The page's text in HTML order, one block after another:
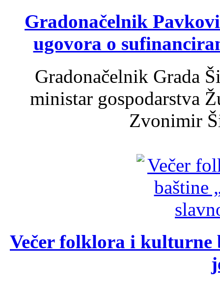
Gradonačelnik
ugovora o
Gradonačelnik Grada
ministar gospodarstva
Zvonimir
Večer folklora i kulturne